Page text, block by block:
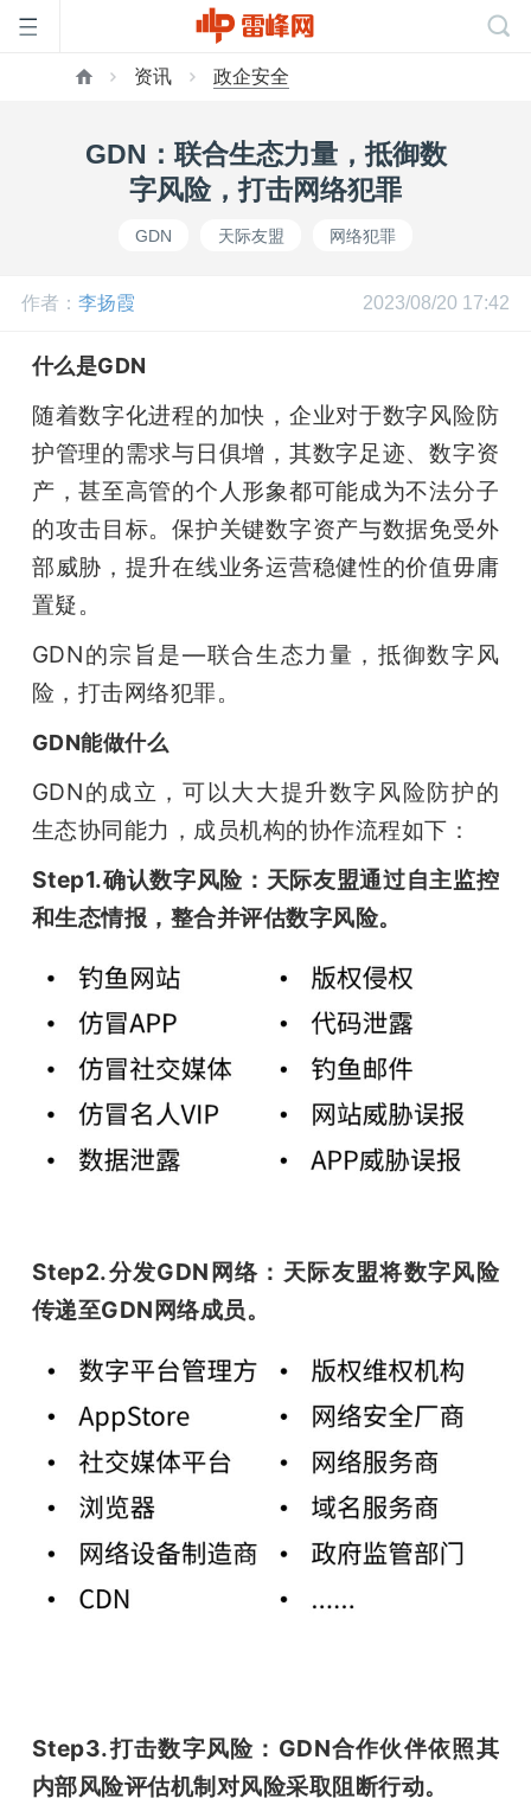
公
开
课
动
中
心
专
题
爱
机
资讯 政企安全
GDN：联合生态力量，抵御数
字风险，打击网络犯罪
GDN 天际友盟 网络犯罪
作者： 李扬霞 2023/08/20 17:42
什么是GDN
随着数字化进程的加快，企业对于数字风险防
护管理的需求与日俱增，其数字足迹、数字资
产，甚至高管的个人形象都可能成为不法分子
的攻击目标。保护关键数字资产与数据免受外
部威胁，提升在线业务运营稳健性的价值毋庸
置疑。
GDN的宗旨是—联合生态力量，抵御数字风
险，打击网络犯罪。
GDN能做什么
GDN的成立，可以大大提升数字风险防护的
生态协同能力，成员机构的协作流程如下：
Step1.确认数字风险：天际友盟通过自主监控
和生态情报，整合并评估数字风险。
Step2.分发GDN网络：天际友盟将数字风险
传递至GDN网络成员。
Step3.打击数字风险：GDN合作伙伴依照其
内部风险评估机制对风险采取阻断行动。